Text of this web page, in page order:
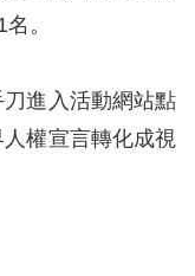
。
進入活動網站點
權宣言轉化成視